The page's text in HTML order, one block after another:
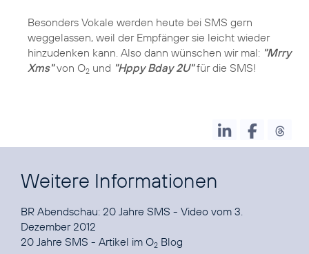
Besonders Vokale werden heute bei SMS gern
weggelassen, weil der Empfänger sie leicht wieder
hinzudenken kann. Also dann wünschen wir mal: "Mrry
Xms"von O2 und "Hppy Bday 2U"für die SMS!
Weitere Informationen
BR Abendschau: 20 Jahre SMS - Video vom 3.
20 Jahre SMS - Artikel im O2 Blog